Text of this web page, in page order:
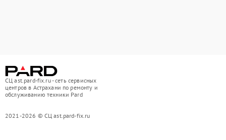
СЦ ast.pard-fix.ru - сеть сервисных
центров в Астрахани по ремонту и
обслуживанию техники Pard
2021-2026 © СЦ ast.pard-fix.ru